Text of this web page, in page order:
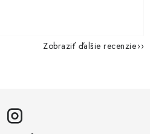
Zobraziť ďalšie recenzie